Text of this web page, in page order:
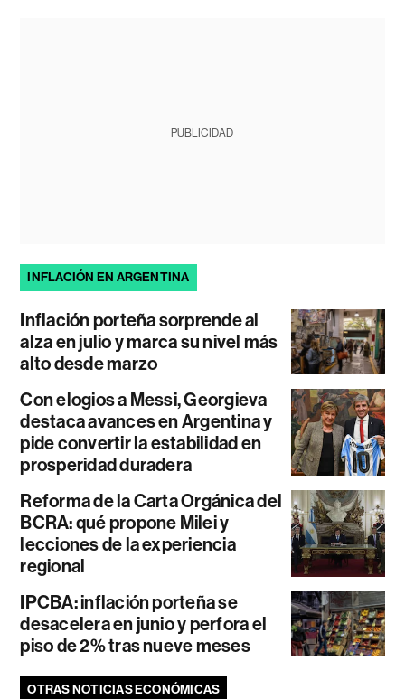
PUBLICIDAD
INFLACIÓN EN ARGENTINA
Inflación porteña sorprende al
alza en julio y marca su nivel más
alto desde marzo
Con elogios a Messi, Georgieva
destaca avances en Argentina y
pide convertir la estabilidad en
prosperidad duradera
Reforma de la Carta Orgánica del
BCRA: qué propone Milei y
lecciones de la experiencia
regional
IPCBA: inflación porteña se
desacelera en junio y perfora el
piso de 2% tras nueve meses
OTRAS NOTICIAS ECONÓMICAS